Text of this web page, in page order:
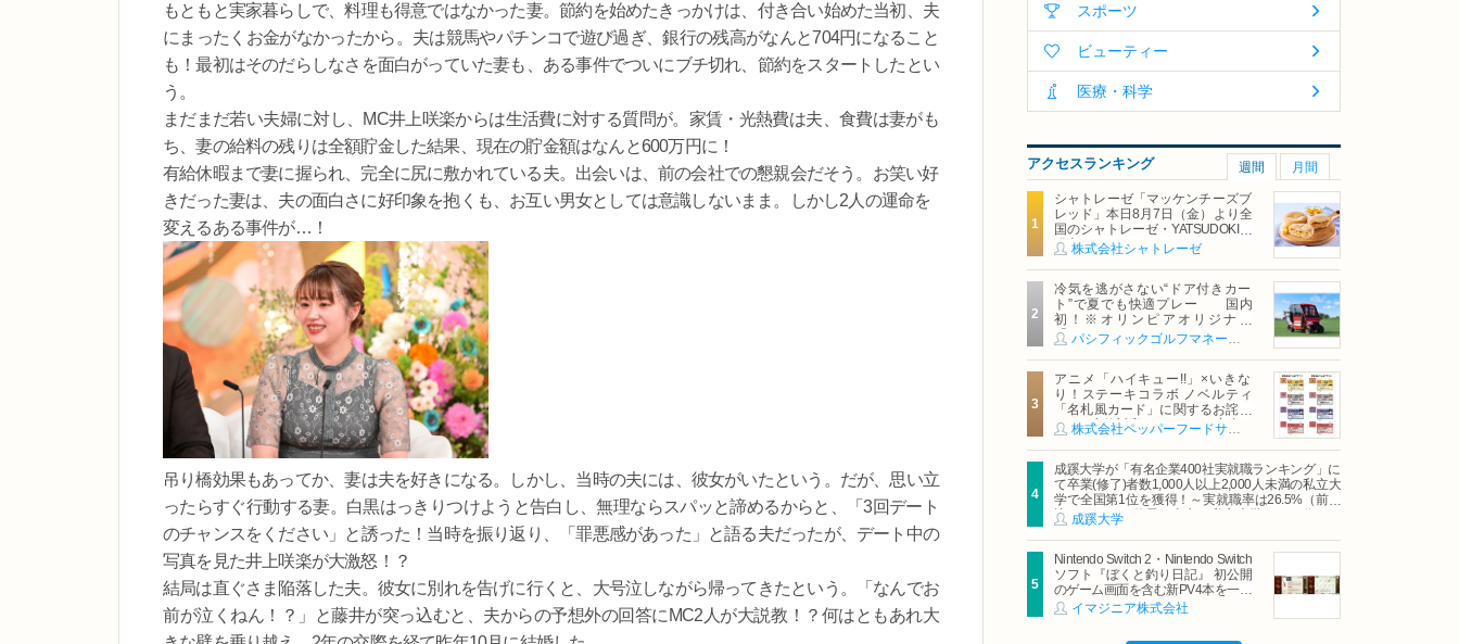
もともと実家暮らしで、料理も得意ではなかった妻。節約を始めたきっかけは、付き合い始めた当初、夫
にまったくお金がなかったから。夫は競馬やパチンコで遊び過ぎ、銀行の残高がなんと704円になること
も！最初はそのだらしなさを面白がっていた妻も、ある事件でついにブチ切れ、節約をスタートしたとい
う。
まだまだ若い夫婦に対し、MC井上咲楽からは生活費に対する質問が。家賃・光熱費は夫、食費は妻がも
ち、妻の給料の残りは全額貯金した結果、現在の貯金額はなんと600万円に！
有給休暇まで妻に握られ、完全に尻に敷かれている夫。出会いは、前の会社での懇親会だそう。お笑い好
きだった妻は、夫の面白さに好印象を抱くも、お互い男女としては意識しないまま。しかし2人の運命を
変えるある事件が…！
吊り橋効果もあってか、妻は夫を好きになる。しかし、当時の夫には、彼女がいたという。だが、思い立
ったらすぐ行動する妻。白黒はっきりつけようと告白し、無理ならスパッと諦めるからと、「3回デート
のチャンスをください」と誘った！当時を振り返り、「罪悪感があった」と語る夫だったが、デート中の
写真を見た井上咲楽が大激怒！？
結局は直ぐさま陥落した夫。彼女に別れを告げに行くと、大号泣しながら帰ってきたという。「なんでお
前が泣くねん！？」と藤井が突っ込むと、夫からの予想外の回答にMC2人が大説教！？何はともあれ大
スポーツ
ビューティー
医療・科学
アクセスランキング 週間 月間
シャトレーゼ「マッケンチーズブ
レッド」本日8月7日（金）より全
国のシャトレーゼ・YATSUDOKIで
発売株式会社シャトレーゼ
冷気を逃がさない“ドア付きカー
ト”で夏でも快適プレー 国内
初！※オリンピアオリジナル
「AirCon Cart（エアコンカー
ト）」導入 | ＰＧＭ
アニメ「ハイキュー!!」×いきな
り！ステーキコラボ ノベルティ
「名札風カード」に関するお詫び
および交換対応についてのご案内
成蹊大学が「有名企業400社実就職ランキング」に
て卒業(修了)者数1,000人以上2,000人未満の私立大
学で全国第1位を獲得！～実就職率は26.5%（前年
比＋4.3pt）に伸長、東京の私立大学でも10位にラ
ンクイン～
成蹊大学
Nintendo Switch 2・Nintendo Switch
ソフト『ぼくと釣り日記』 初公開
のゲーム画面を含む新PV4本を一挙
公開！イマジニア株式会社